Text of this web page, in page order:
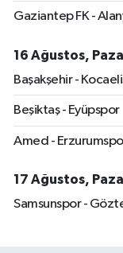
Gaziantep FK -
16 Ağustos,
Başakşehir -
Beşiktaş - Eyüpspor
Amed -
17 Ağustos,
Samsunspor -